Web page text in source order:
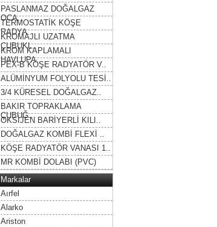
PASLANMAZ DOĞALGAZ
OCA..
TERMOSTATİK KÖŞE
RADYA..
KROMAJLI UZATMA
ÇUBUKL..
KROM KAPLAMALI
HAVLUPA..
PEX-B KÖŞE RADYATÖR V..
ALÜMİNYUM FOLYOLU TESİ..
3/4 KÜRESEL DOĞALGAZ..
BAKIR TOPRAKLAMA
ÇUBUĞ..
OKSİJEN BARİYERLİ KILI..
DOĞALGAZ KOMBİ FLEXİ ..
KÖŞE RADYATÖR VANASI 1..
MR KOMBİ DOLABI (PVC)
Markalar
Aırfel
Alarko
Ariston